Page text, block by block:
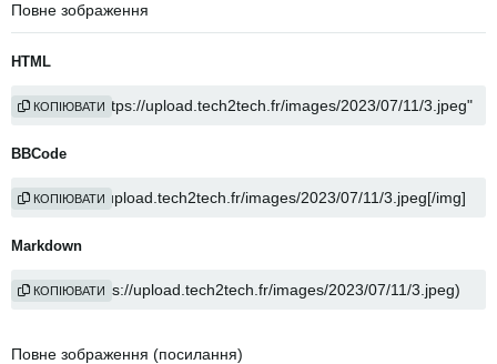
Повне зображення
HTML
КОПІЮВАТИ
BBCode
КОПІЮВАТИ
Markdown
КОПІЮВАТИ
Повне зображення (посилання)